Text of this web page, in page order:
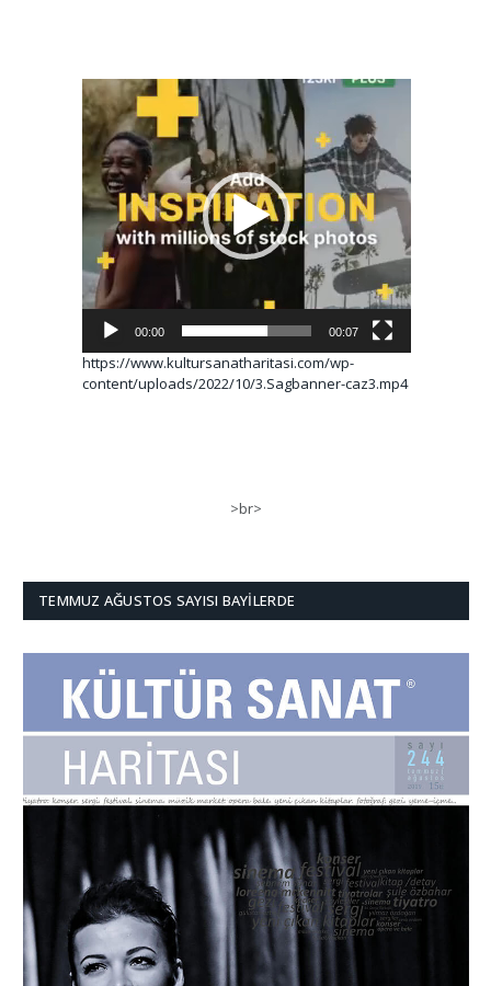
Video
oynatıcı
00:00 00:07
https://www.kultursanatharitasi.com/wp-
content/uploads/2022/10/3.Sagbanner-caz3.mp4
>br>
TEMMUZ AĞUSTOS SAYISI BAYILERDE